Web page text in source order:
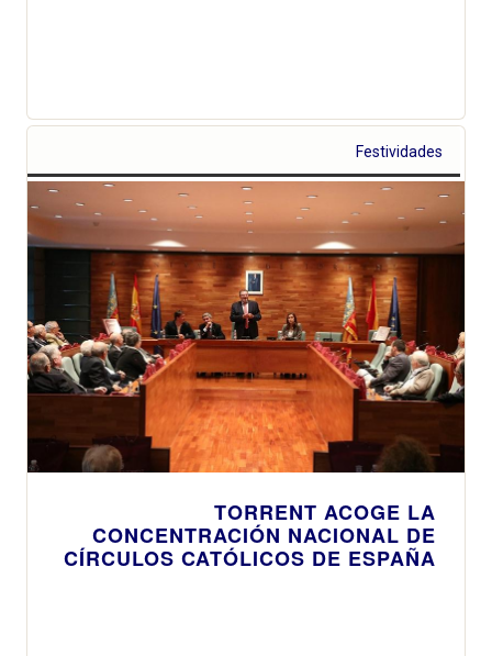
Festividades
TORRENT ACOGE LA
CONCENTRACIÓN NACIONAL DE
CÍRCULOS CATÓLICOS DE ESPAÑA